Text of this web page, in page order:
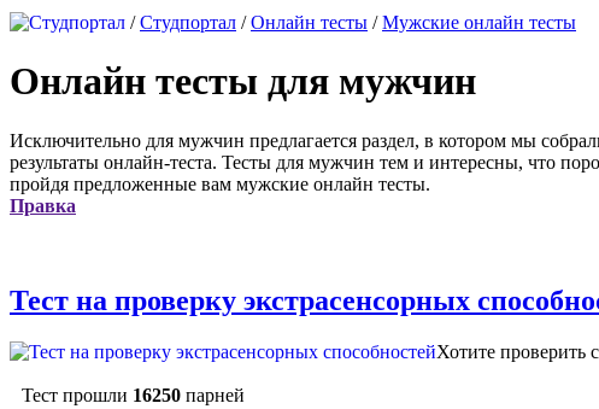
/Студпортал /Онлайн тесты /Мужские онлайн тесты
Онлайн тесты для мужчин
Исключительно для мужчин предлагается раздел, в котором мы
результаты онлайн-теста. Тесты для мужчин тем и интересны, что
пройдя предложенные вам мужские онлайн тесты.
Правка
Тест на проверку экстрасенсорных
Хотите проверить
Тест прошли 16250 парней